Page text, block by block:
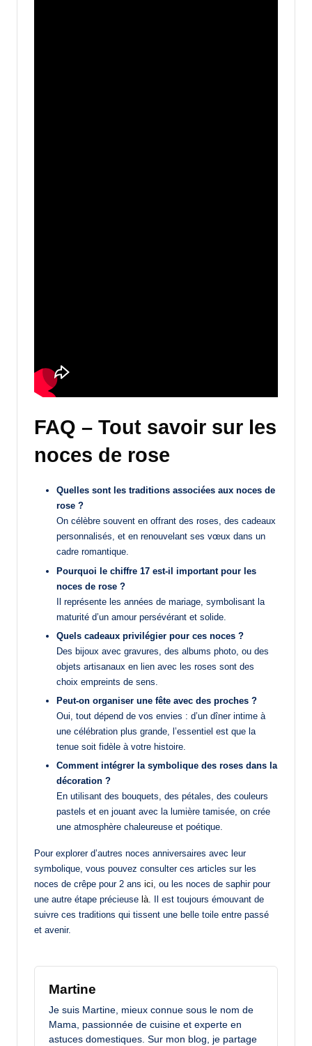
FAQ – Tout savoir sur les
noces de rose
Quelles sont les traditions associées aux noces de
rose ?
On célèbre souvent en offrant des roses, des cadeaux
personnalisés, et en renouvelant ses vœux dans un
cadre romantique.
Pourquoi le chiffre 17 est-il important pour les
noces de rose ?
Il représente les années de mariage, symbolisant la
maturité d’un amour persévérant et solide.
Quels cadeaux privilégier pour ces noces ?
Des bijoux avec gravures, des albums photo, ou des
objets artisanaux en lien avec les roses sont des
choix empreints de sens.
Peut-on organiser une fête avec des proches ?
Oui, tout dépend de vos envies : d’un dîner intime à
une célébration plus grande, l’essentiel est que la
tenue soit fidèle à votre histoire.
Comment intégrer la symbolique des roses dans la
décoration ?
En utilisant des bouquets, des pétales, des couleurs
pastels et en jouant avec la lumière tamisée, on crée
une atmosphère chaleureuse et poétique.
Pour explorer d’autres noces anniversaires avec leur
symbolique, vous pouvez consulter ces articles sur les
noces de crêpe pour 2 ans ici , ou les noces de saphir pour
une autre étape précieuse là . Il est toujours émouvant de
suivre ces traditions qui tissent une belle toile entre passé
et avenir.
Martine
Je suis Martine, mieux connue sous le nom de
Mama, passionnée de cuisine et experte en
astuces domestiques. Sur mon blog, je partage